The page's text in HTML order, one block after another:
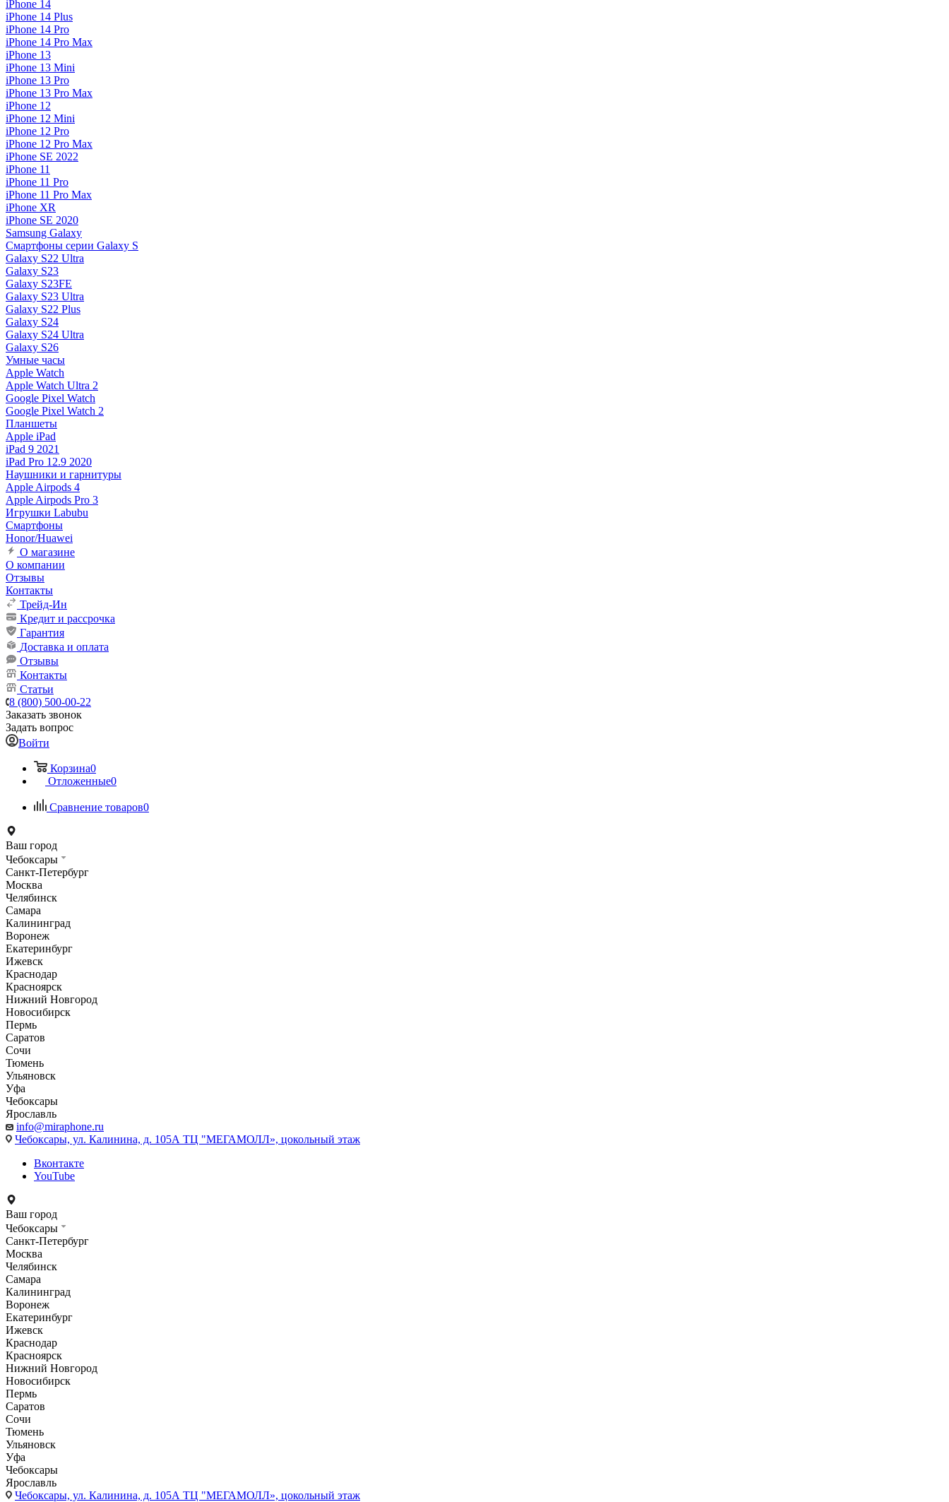
iPhone 14
iPhone 14 Plus
iPhone 14 Pro
iPhone 14 Pro Max
iPhone 13
iPhone 13 Mini
iPhone 13 Pro
iPhone 13 Pro Max
iPhone 12
iPhone 12 Mini
iPhone 12 Pro
iPhone 12 Pro Max
iPhone SE 2022
iPhone 11
iPhone 11 Pro
iPhone 11 Pro Max
iPhone XR
iPhone SE 2020
Samsung Galaxy
Смартфоны серии Galaxy S
Galaxy S22 Ultra
Galaxy S23
Galaxy S23FE
Galaxy S23 Ultra
Galaxy S22 Plus
Galaxy S24
Galaxy S24 Ultra
Galaxy S26
Умные часы
Apple Watch
Apple Watch Ultra 2
Google Pixel Watch
Google Pixel Watch 2
Планшеты
Apple iPad
iPad 9 2021
iPad Pro 12.9 2020
Наушники и гарнитуры
Apple Airpods 4
Apple Airpods Pro 3
Игрушки Labubu
Смартфоны
Honor/Huawei
О магазине
О компании
Отзывы
Контакты
Трейд-Ин
Кредит и рассрочка
Гарантия
Доставка и оплата
Отзывы
Контакты
Статьи
8 (800) 500-00-22
Заказать звонок
Задать вопрос
Войти
Корзина0
Отложенные0
Сравнение товаров0
Ваш город
Чебоксары
Санкт-Петербург
Москва
Челябинск
Самара
Калининград
Воронеж
Екатеринбург
Ижевск
Краснодар
Красноярск
Нижний Новгород
Новосибирск
Пермь
Саратов
Сочи
Тюмень
Ульяновск
Уфа
Чебоксары
Ярославль
info@miraphone.ru
Чебоксары, ул. Калинина, д. 105А ТЦ "МЕГАМОЛЛ», цокольный этаж
Вконтакте
YouTube
Ваш город
Чебоксары
Санкт-Петербург
Москва
Челябинск
Самара
Калининград
Воронеж
Екатеринбург
Ижевск
Краснодар
Красноярск
Нижний Новгород
Новосибирск
Пермь
Саратов
Сочи
Тюмень
Ульяновск
Уфа
Чебоксары
Ярославль
Чебоксары, ул. Калинина, д. 105А ТЦ "МЕГАМОЛЛ», цокольный этаж